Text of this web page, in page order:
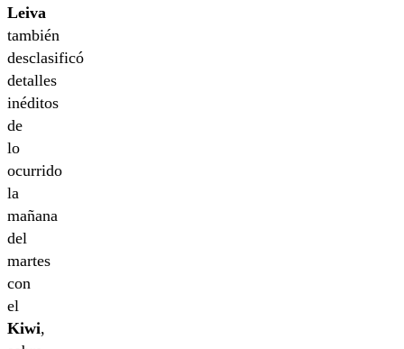
Leiva
también
desclasificó
detalles
inéditos
de
lo
ocurrido
la
mañana
del
martes
con
el
Kiwi,